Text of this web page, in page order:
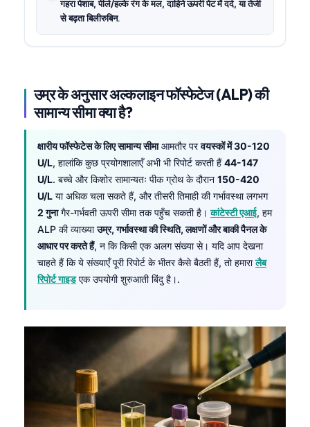
गहरा पेशाब, पीले/हल्के रंग के मल, दाहिने ऊपरी पेट में दर्द, या तेजी
से बढ़ता बिलीरुबिन.
उम्र के अनुसार अल्कलाइन फॉस्फेटेज (ALP) की
सामान्य सीमा क्या है?
क्षारीय फॉस्फेटेस के लिए सामान्य सीमाआमतौर परवयस्कों में 30-120
U/L, हालांकि कुछ प्रयोगशालाएँ अभी भी रिपोर्ट करती हैं44-147
U/L. बच्चे और किशोर सामान्यतः पीक ग्रोथ के दौरान 150-420
U/L या अधिक चला सकते हैं, और तीसरी तिमाही की गर्भावस्था लगभग
2 गुनागैर-गर्भवती ऊपरी सीमा तक पहुँच सकती है।कांटेस्टी एआई, हम
ALP की व्याख्याउम्र, गर्भावस्था की स्थिति, लक्षणों और बाकी पैनल के
आधार पर करते हैं, न कि किसी एक अलग संख्या से। यदि आप देखना
चाहते हैं कि ये संख्याएँ पूरी रिपोर्ट के भीतर कैसे बैठती हैं, तो हमारालैब
रिपोर्ट गाइडएक उपयोगी शुरुआती बिंदु है।.